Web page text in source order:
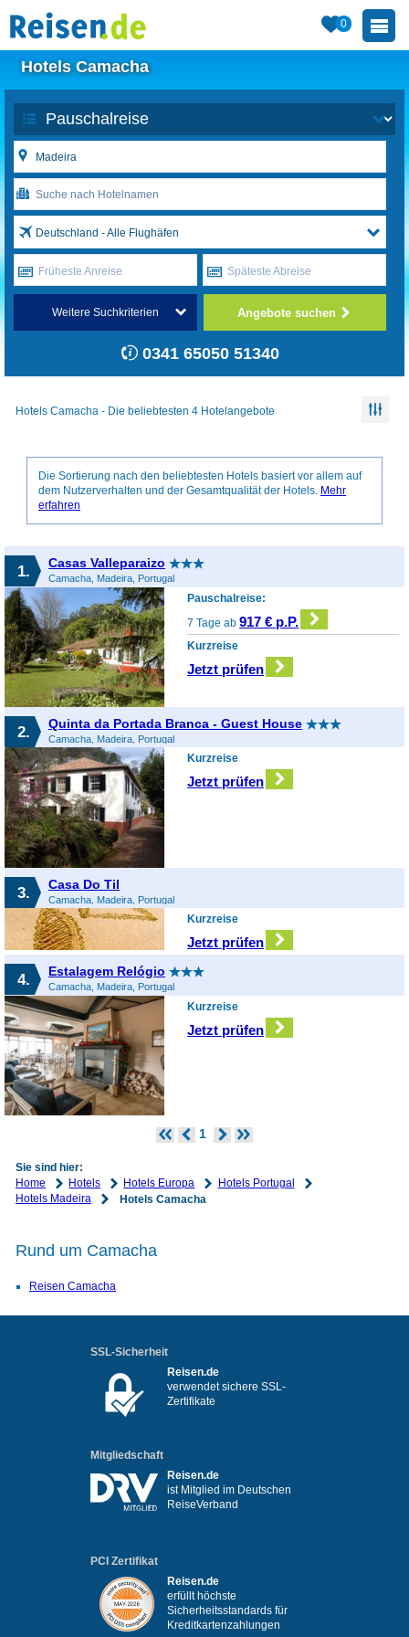
0
Hotels Camacha
Deutschland - Alle Flughäfen
Früheste Anreise Späteste Abreise
Weitere Suchkriterien Angebote suchen
0341 65050 51340
Hotels Camacha - Die beliebtesten 4 Hotelangebote
Die Sortierung nach den beliebtesten Hotels basiert vor allem auf
dem Nutzerverhalten und der Gesamtqualität der Hotels. Mehr
erfahren
1. Casas Valleparaizo
Camacha, Madeira, Portugal
Pauschalreise:
7 Tage ab917 € p.P.
Kurzreise
Jetzt prüfen
2. Quinta da Portada Branca - Guest House
Camacha, Madeira, Portugal
Kurzreise
Jetzt prüfen
3. Casa Do Til
Camacha, Madeira, Portugal
Kurzreise
Jetzt prüfen
4. Estalagem Relógio
Camacha, Madeira, Portugal
Kurzreise
Jetzt prüfen
1
Sie sind hier:
Home
Hotels Hotels Europa
Hotels Portugal
Hotels Madeira
Hotels Camacha
Rund um Camacha
Reisen Camacha
SSL-Sicherheit
Reisen.de
verwendet sichere SSL-
Zertifikate
Mitgliedschaft
Reisen.de
ist Mitglied im Deutschen
ReiseVerband
PCI Zertifikat
Reisen.de
erfüllt höchste
Sicherheitsstandards für
Kreditkartenzahlungen